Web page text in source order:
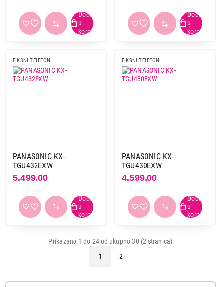
FIKSNI TELEFON
PANASONIC KX-
TGU432EXW
5.499,00
FIKSNI TELEFON
PANASONIC KX-
TGU430EXW
4.599,00
Prikazano 1 do 24 od ukupno 30 (2 stranica)
1
2